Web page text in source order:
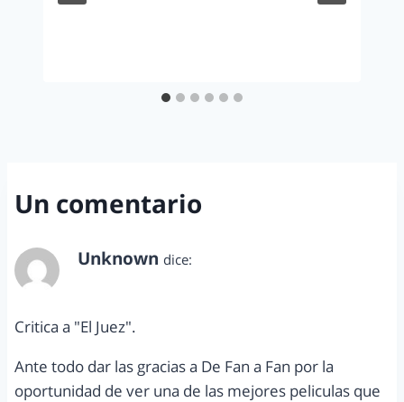
Un comentario
Unknown dice:
Critica a "El Juez".
Ante todo dar las gracias a De Fan a Fan por la
oportunidad de ver una de las mejores peliculas que